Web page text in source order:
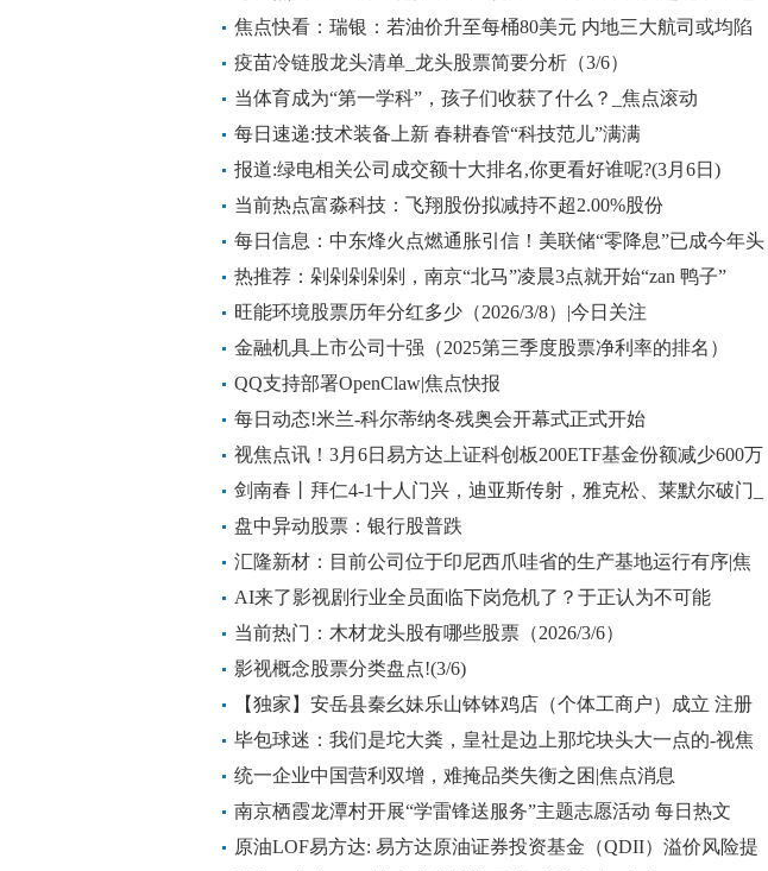
篮北控抢第12名
焦点快看：瑞银：若油价升至每桶80美元 内地三大航司或均陷
入亏损
疫苗冷链股龙头清单_龙头股票简要分析（3/6）
当体育成为“第一学科”，孩子们收获了什么？_焦点滚动
每日速递:技术装备上新 春耕春管“科技范儿”满满
报道:绿电相关公司成交额十大排名,你更看好谁呢?(3月6日)
当前热点富淼科技：飞翔股份拟减持不超2.00%股份
每日信息：中东烽火点燃通胀引信！美联储“零降息”已成今年头
号剧本？
热推荐：剁剁剁剁剁，南京“北马”凌晨3点就开始“zan 鸭子”
旺能环境股票历年分红多少（2026/3/8）|今日关注
金融机具上市公司十强（2025第三季度股票净利率的排名）
QQ支持部署OpenClaw|焦点快报
每日动态!米兰-科尔蒂纳冬残奥会开幕式正式开始
视焦点讯！3月6日易方达上证科创板200ETF基金份额减少600万
份，重仓股臻镭科技、精智达、长光华芯
剑南春丨拜仁4-1十人门兴，迪亚斯传射，雅克松、莱默尔破门_
看热讯
盘中异动股票：银行股普跌
汇隆新材：目前公司位于印尼西爪哇省的生产基地运行有序|焦
点播报
AI来了影视剧行业全员面临下岗危机了？于正认为不可能
当前热门：木材龙头股有哪些股票（2026/3/6）
影视概念股票分类盘点!(3/6)
【独家】安岳县秦幺妹乐山钵钵鸡店（个体工商户）成立 注册
资本2万人民币
毕包球迷：我们是坨大粪，皇社是边上那坨块头大一点的-视焦
点讯
统一企业中国营利双增，难掩品类失衡之困|焦点消息
南京栖霞龙潭村开展“学雷锋送服务”主题志愿活动 每日热文
原油LOF易方达: 易方达原油证券投资基金（QDII）溢价风险提